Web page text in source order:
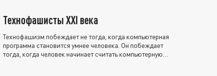
Технофашисты XXI века
Технофашизм побеждает не тогда, когда компьютерная
программа становится умнее человека. Он побеждает
тогда, когда человек начинает считать компьютерную